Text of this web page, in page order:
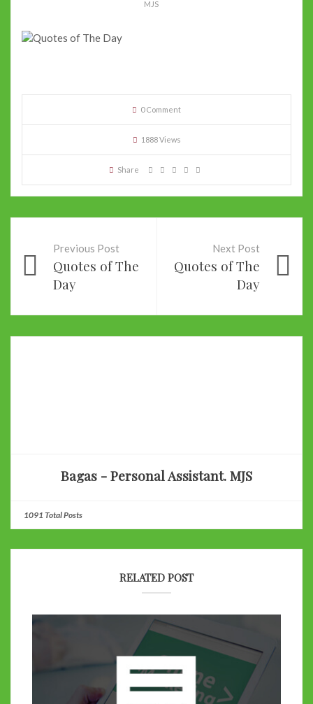
MJS
0 Comment
1888 Views
Share
Previous Post
Quotes of The
Day
Next Post
Quotes of The
Day
Bagas - Personal Assistant. MJS
1091 Total Posts
RELATED POST